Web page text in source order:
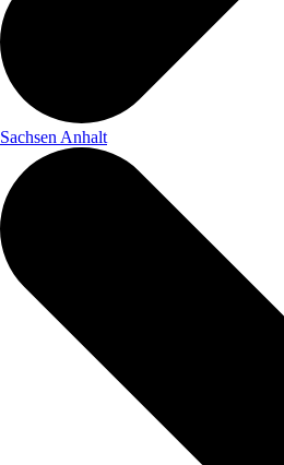
Sachsen Anhalt